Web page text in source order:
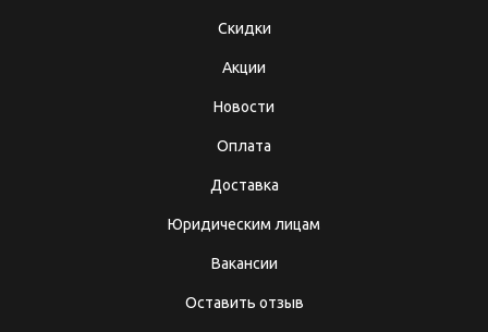
Скидки
Акции
Новости
Оплата
Доставка
Юридическим лицам
Вакансии
Оставить отзыв